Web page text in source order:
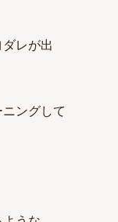
レが出
ングして